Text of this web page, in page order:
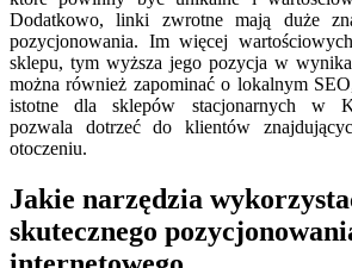
Dodatkowo, linki zwrotne mają duże
pozycjonowania. Im więcej
sklepu, tym wyższa jego pozycja w
można również zapominać o lokalnym
istotne dla sklepów stacjonarnych w
pozwala dotrzeć do klientów
otoczeniu.
Jakie narzędzia
skutecznego